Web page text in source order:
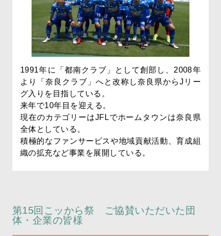
1991年に「都南クラブ」として創部し、2008年
より「奈良クラブ」へと改称し奈良県からJリー
グ入りを目指している。
来年で10年目を迎える。
現在のカテゴリーはJFLでホームタウンは奈良県
全体としている。
積極的なファンサービスや地域貢献活動、育成組
織の拡充など事業を展開している。
第15回こッから祭 ご協賛いただいた団
体・企業の皆様